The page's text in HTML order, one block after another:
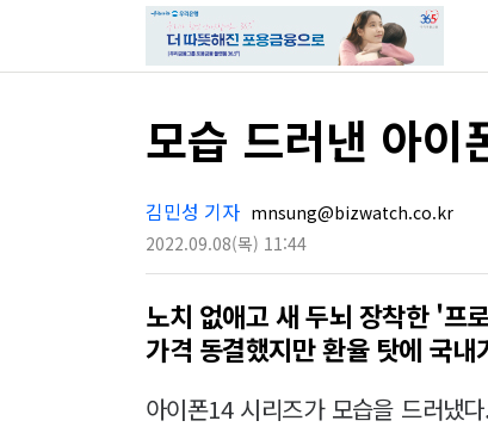
모습 드러낸 아
김민성 기자 mnsung@bizwatch.co.kr
2022.09.08(목) 11:44
노치 없애고 새 두뇌 장착한 '프
가격 동결했지만 환율 탓에 국내
아이폰14 시리즈가 모습을 드러냈